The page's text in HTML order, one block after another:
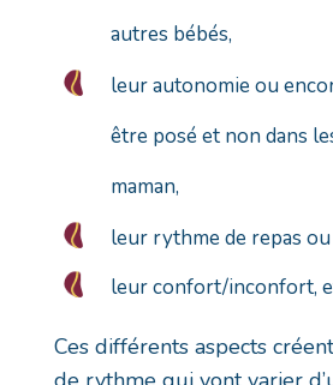
autres bébés,
leur autonomie ou
être posé et non dans
maman,
leur rythme de repas
leur confort/inconfort,
Ces différents aspects